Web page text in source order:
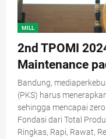
MILL
2nd TPOMI
Maintenance
Bandung,
(PKS) harus
sehingga mencapai
Fondasi dari Total
Ringkas, Rapi, Rawat,